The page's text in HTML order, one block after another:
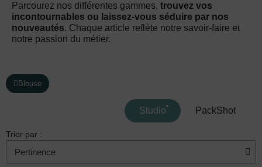
Parcourez nos différentes gammes, trouvez vos
incontournables ou laissez-vous séduire par nos
nouveautés. Chaque article reflète notre savoir-faire et
notre passion du métier.
Blouse
Studio PackShot
Trier par :